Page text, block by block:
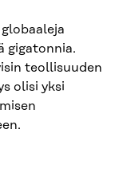
gigatonnia.
teollisuuden
olisi yksi